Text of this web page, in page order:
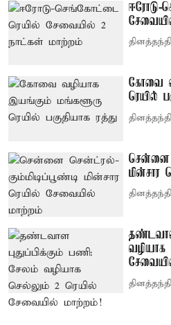
ஈரோடு-
தினத்தந்தி
கோவை
ரெயில்
தினத்தந்தி
சென்னை
மின்சார
தினத்தந்தி
வழியாக
தினத்தந்தி